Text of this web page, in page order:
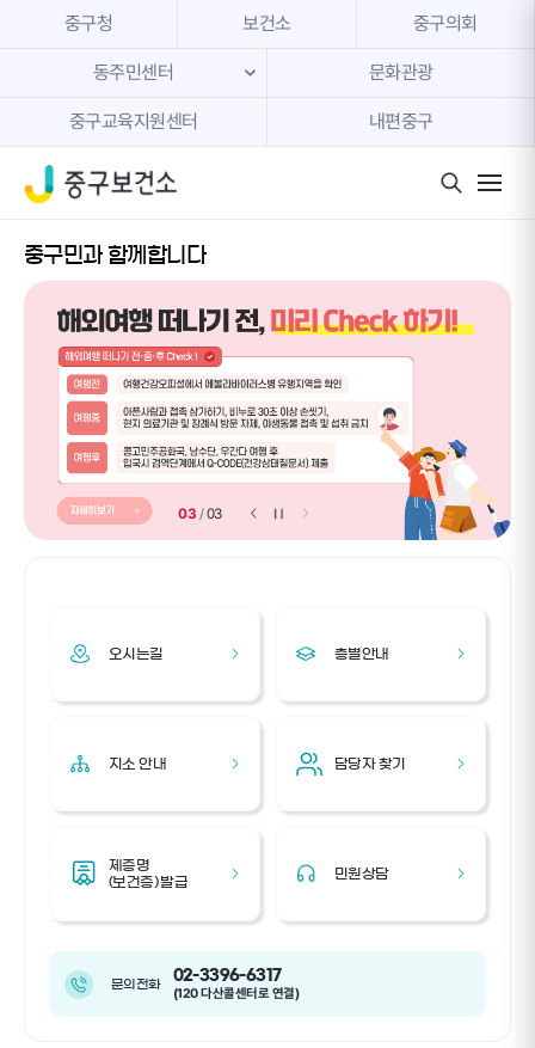
본문 내용 바로가기
중구청 보건소 중구의회
동주민센터 문화관광
중구교육지원센터 내편중구
모바일
중구민과 함께합니다
이전 슬라이더다음 슬라이더
03 /03
오시는길 층별안내
지소 안내 담당자 찾기
제증명
(보건증) 발급
민원상담
문의전화
02-3396-6317
(120 다산콜센터로 연결)